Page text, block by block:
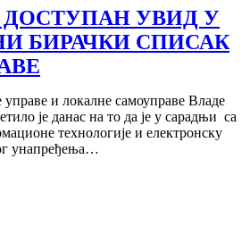
УВИД У
БИРАЧКИ СПИСАК
и локалне самоуправе Владе
је данас на то да је у сарадњи са
технологије и електронску
унапређења…